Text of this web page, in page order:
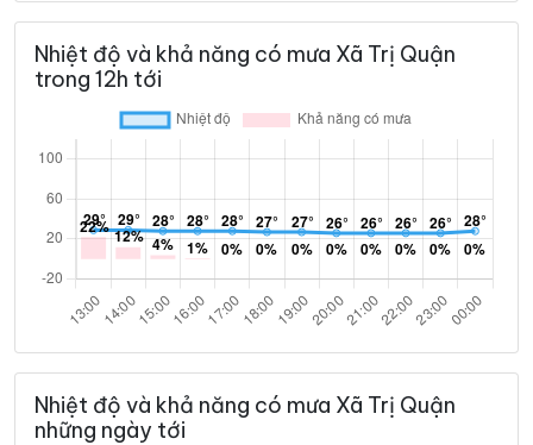
Nhiệt độ và khả năng có mưa Xã Trị Quận
trong 12h tới
Nhiệt độ và khả năng có mưa Xã Trị Quận
những ngày tới